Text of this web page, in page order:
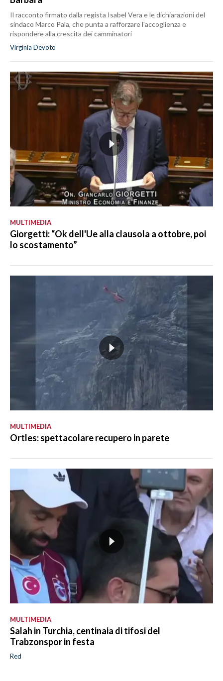
Il racconto firmato dalla regista Isabel Vera e le dichiarazioni del
sindaco Marco Pala, che punta a rafforzare l'accoglienza e
rispondere alla crescita dei camminatori
Virginia Devoto
MULTIMEDIA
Giorgetti: “Ok dell'Ue alla clausola a ottobre, poi
lo scostamento”
MULTIMEDIA
Ortles: spettacolare recupero in parete
MULTIMEDIA
Salah in Turchia, centinaia di tifosi del
Trabzonspor in festa
Red